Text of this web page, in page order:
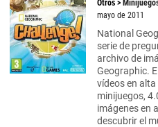
Otros >
mayo de 2011
National
serie de
archivo de
Geographic.
vídeos en
minijuegos,
imágenes en
descubrir el